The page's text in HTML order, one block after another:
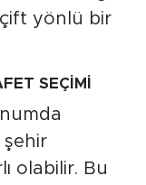
çift yönlü bir
SEÇİMİ
şehir
olabilir. Bu